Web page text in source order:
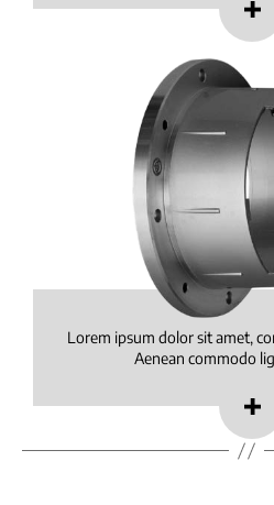
Lorem ipsum dolor sit amet,
Aenean commodo